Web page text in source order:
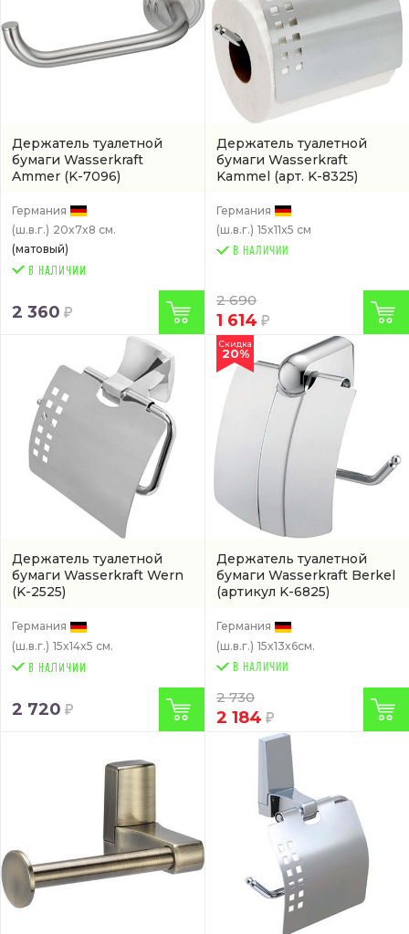
Держатель туалетной
бумаги Wasserkraft
Ammer (K-7096)
Германия
(ш.в.г.) 20x7x8 см.
(матовый)
2 360
Держатель туалетной
бумаги Wasserkraft
Kammel (арт. K-8325)
Германия
(ш.в.г.) 15x11x5 см
В НАЛИЧИИ
2 690
1 614
Держатель туалетной
бумаги Wasserkraft Wern
(K-2525)
Германия
(ш.в.г.) 15x14x5 см.
2 720
Держатель туалетной
бумаги Wasserkraft Berkel
(артикул K-6825)
Скидка
20%
Германия
(ш.в.г.) 15x13x6см.
В НАЛИЧИИ
2 730
2 184